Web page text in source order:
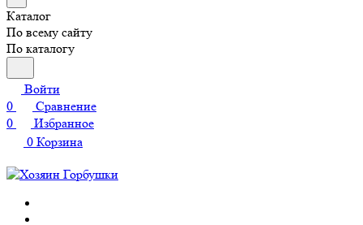
Каталог
По всему сайту
По каталогу
Войти
0
Сравнение
0
Избранное
0 Корзина